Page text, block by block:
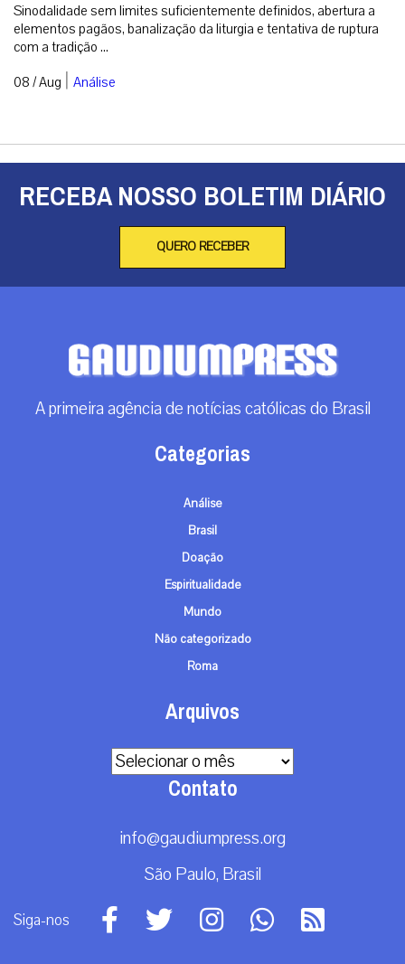
Sinodalidade sem limites suficientemente definidos, abertura a
elementos pagãos, banalização da liturgia e tentativa de ruptura
com a tradição ...
08 / Aug | Análise
RECEBA NOSSO BOLETIM DIÁRIO
QUERO RECEBER
A primeira agência de notícias católicas do Brasil
Categorias
Análise
Brasil
Doação
Espiritualidade
Mundo
Não categorizado
Roma
Arquivos
Arquivos
Contato
info@gaudiumpress.org
São Paulo, Brasil
Siga-nos